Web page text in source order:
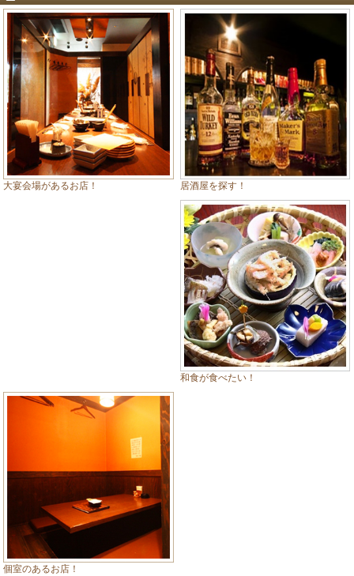
大宴会場があるお店！ 居酒屋を探す！
和食が食べたい！
個室のあるお店！